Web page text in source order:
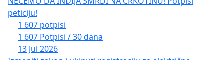
peticiju!
1 607 potpisi
1 607 Potpisi / 30 dana
13 Jul 2026